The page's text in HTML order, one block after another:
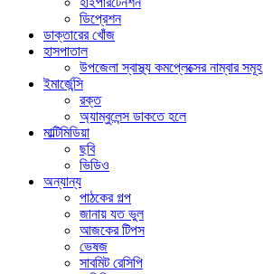
ডিপ্রেশন
ডাক্তারের খোঁজ
হাসপাতাল
উপজেলা স্বাস্থ্য কমপ্লেক্সের নাম্বার সমূহ
ইমার্জেন্সি
রক্ত
অ্যাম্বুলেন্স ডাকতে হলে
মাল্টিমিডিয়া
ছবি
ভিডিও
অন্যান্য
পাঠকের গল্প
জানায় যত ভুল
আজকের টিপস
ভেষজ
সাবমিট রেসিপি